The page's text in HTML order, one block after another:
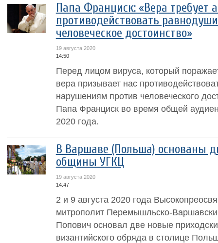
Папа Франциск: «Вера требует
противодействовать
человеческое достоинство»
19 августа 2020
14:50
Перед лицом вируса, который
вера призывает нас
нарушениям против человеческого
Папа Франциск во время общей
2020 года.
В Варшаве (Польша) основаны
общины УГКЦ
19 августа 2020
14:47
2 и 9 августа 2020 года
митрополит Перемышльско-
Попович основал две новые
византийского обряда в столице